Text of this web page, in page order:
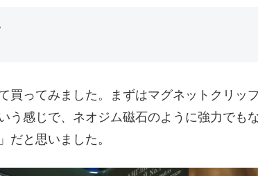
買ってみました。まずはマグネットクリッ
う感じで、ネオジム磁石のように強力でも
だと思いました。